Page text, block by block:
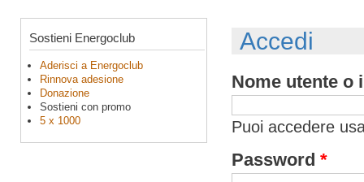
Sostieni Energoclub
Aderisci a Energoclub
Rinnova adesione
Donazione
Sostieni con promo
5 x 1000
Accedi
Nome utente
Puoi accedere
Password *